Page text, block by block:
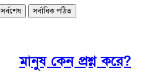
সর্বশেষ সর্বাধিক পঠিত
মানুষ কেন প্রশ্ন করে?